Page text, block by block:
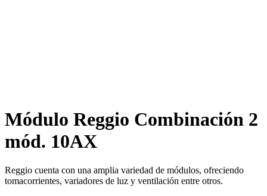
Módulo Reggio Combinación 2
mód. 10AX
Reggio cuenta con una amplia variedad de módulos, ofreciendo
tomacorrientes, variadores de luz y ventilación entre otros.